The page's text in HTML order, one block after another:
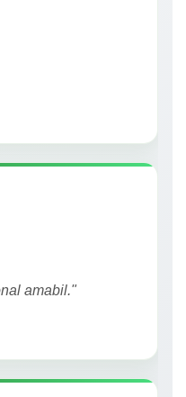
amabil."